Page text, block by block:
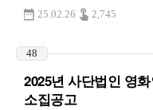
25.02.26 2,745
48
2025년 사단법인 영
소집공고